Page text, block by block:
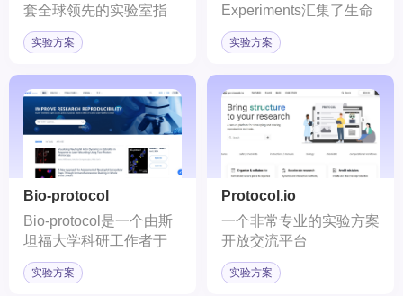
套全球领先的实验室指
南，为科研工作者提供了
一个全面、权威的实验技
实验方案
Experiments汇集了生命
科学领域实验室指南和方
法相关的最广泛的资源。
实验方案
Bio-protocol
Bio-protocol是一个由斯
坦福大学科研工作者于
2011年创办的开放获取
平台，致力于分享高品质
实验方案
Protocol.io
一个非常专业的实验方案
开放交流平台
实验方案